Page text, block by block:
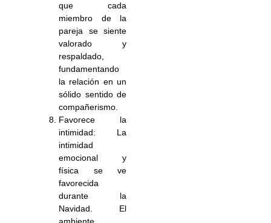
que cada
miembro de la
pareja se siente
valorado y
respaldado,
fundamentando
la relación en un
sólido sentido de
compañerismo.
Favorece la
intimidad: La
intimidad
emocional y
física se ve
favorecida
durante la
Navidad. El